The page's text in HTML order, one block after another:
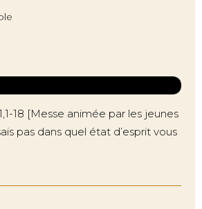
18 [Messe animée par les jeunes
pas dans quel état d’esprit vous